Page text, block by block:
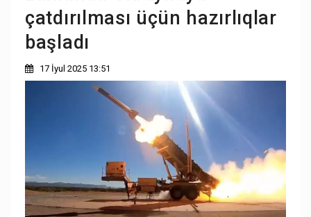
çatdırılması üçün hazırlıqlar
başladı
17 İyul 2025 13:51